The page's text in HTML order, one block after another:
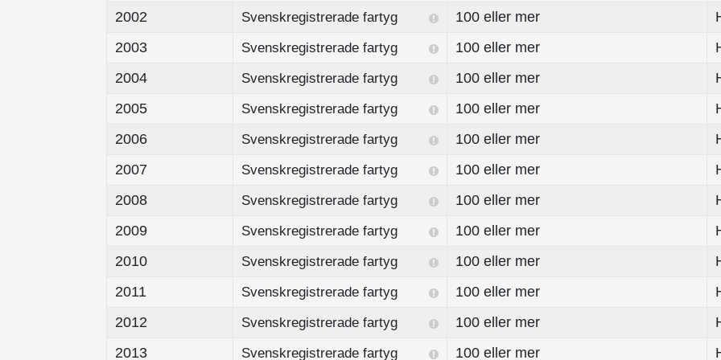
2002 Svenskregistrerade fartyg 100 eller mer
2003
Svenskregistrerade fartyg 100 eller mer
2004
Svenskregistrerade fartyg 100 eller mer
2005
Svenskregistrerade fartyg 100 eller mer
2006
Svenskregistrerade fartyg 100 eller mer
2007
Svenskregistrerade fartyg 100 eller mer
2008
Svenskregistrerade fartyg 100 eller mer
2009
Svenskregistrerade fartyg 100 eller mer
2010
Svenskregistrerade fartyg 100 eller mer
2011
Svenskregistrerade fartyg 100 eller mer
2012
Svenskregistrerade fartyg 100 eller mer
2013
Svenskregistrerade fartyg 100 eller mer